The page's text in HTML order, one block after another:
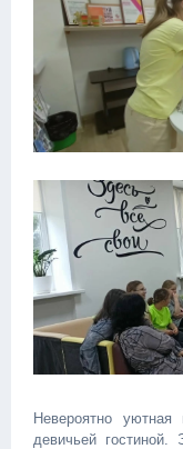
Невероятно
девичьей